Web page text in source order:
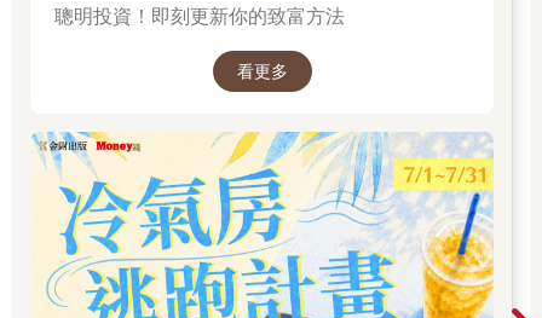
聰明投資！即刻更新你的致富方法
看更多